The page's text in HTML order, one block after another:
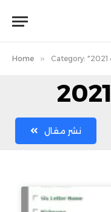
Home »
نشر مقال